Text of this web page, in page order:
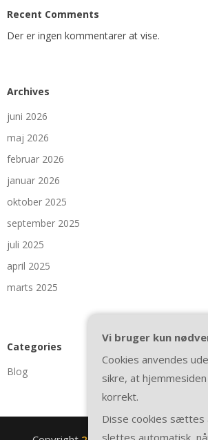
Recent Comments
Der er ingen kommentarer at vise.
Archives
juni 2026
maj 2026
februar 2026
januar 2026
oktober 2025
september 2025
juli 2025
april 2025
marts 2025
Categories
Blog
Vi bruger kun
Cookies anvendes
sikre, at
korrekt.
Disse cookies sættes
slettes automatisk,